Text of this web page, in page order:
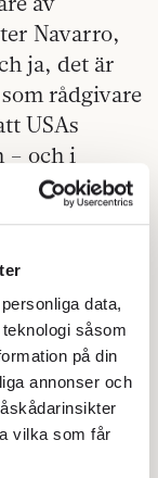
data,
såsom
på din
annonser och
vilka som får
Navarro,
ja, det är
rådgivare
USAs
– och i
av framför
sin
bas